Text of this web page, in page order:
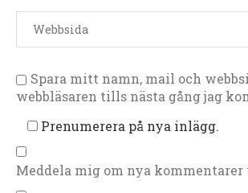
Spara mitt namn, mail och
webbläsaren tills nästa gång jag
Prenumerera på nya inlägg.
Meddela mig om nya kommentarer